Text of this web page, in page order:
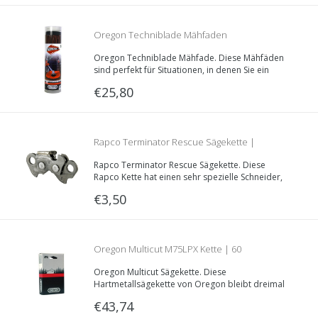
Oregon Techniblade Mähfaden
Oregon Techniblade Mähfade. Diese Mähfäden
sind perfekt für Situationen, in denen Sie ein
Gegenstände besser ist, um keine Messer zu
€25,80
Rapco Terminator Rescue Sägekette |
geeignet für Gipsplatte, Stahlplatte
(Feuerwehr)
Rapco Terminator Rescue Sägekette. Diese
Rapco Kette hat einen sehr spezielle Schneider,
Rettungsarbeiten.
€3,50
Oregon Multicut M75LPX Kette | 60
Treibglieder | 1.6mm | 3/8 | M75LPX060E
Oregon Multicut Sägekette. Diese
Hartmetallsägekette von Oregon bleibt dreimal
schärfen. Teilung: 3/8“ | Treibglieddecke: 1.6mm
€43,74